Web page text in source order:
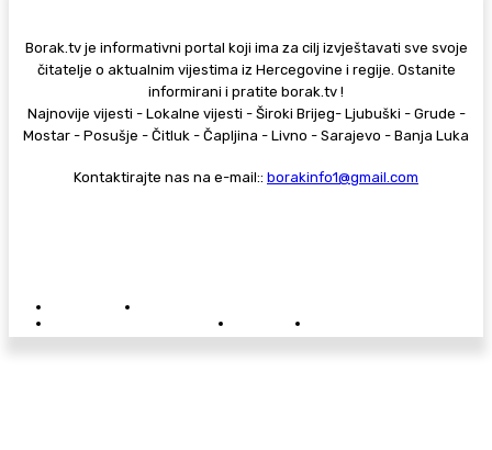
Borak.tv je informativni portal koji ima za cilj izvještavati sve svoje
čitatelje o aktualnim vijestima iz Hercegovine i regije. Ostanite
informirani i pratite borak.tv !
Najnovije vijesti - Lokalne vijesti - Široki Brijeg- Ljubuški - Grude -
Mostar - Posušje - Čitluk - Čapljina - Livno - Sarajevo - Banja Luka
Kontaktirajte nas na e-mail:: borakinfo1@gmail.com